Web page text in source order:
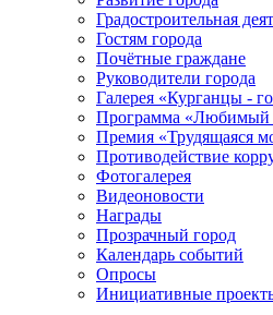
Градостроительная
Гостям города
Почётные граждане
Руководители города
Галерея «Курганцы -
Программа «Любимый
Премия «Трудящаяся
Противодействие
Фотогалерея
Видеоновости
Награды
Прозрачный город
Календарь событий
Опросы
Инициативные